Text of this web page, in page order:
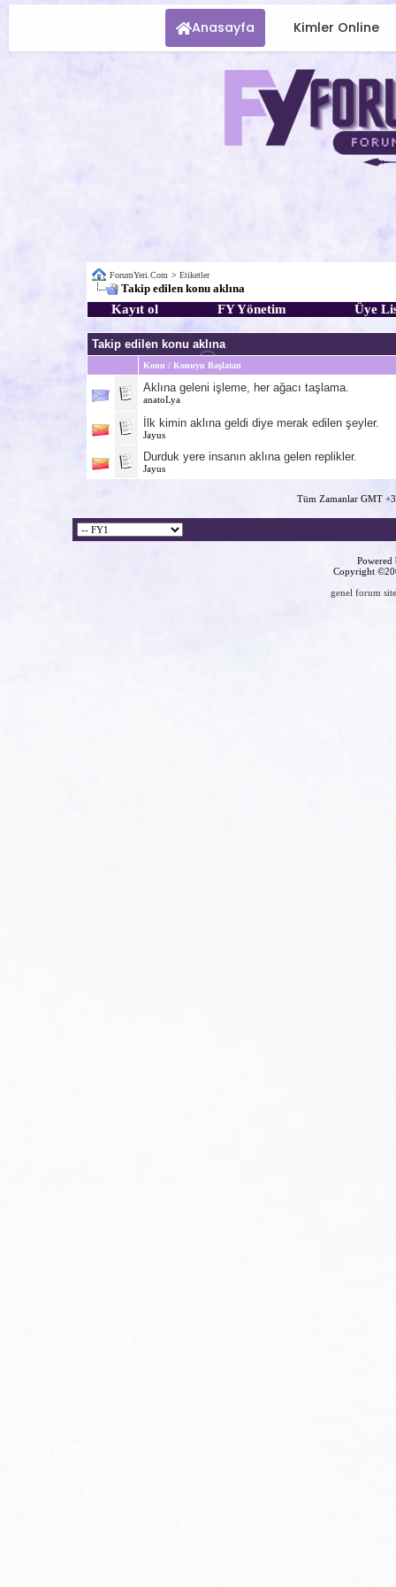
Anasayfa Kimler Online
ForumYeri.Com > Etiketler
Takip edilen konu aklına
Kayıt ol FY Yönetim Üye
Takip edilen konu aklına
Konu / Konuyu Başlatan
Aklına geleni işleme, her ağacı taşlama.
anatoLya
İlk kimin aklına geldi diye merak edilen şeyler.
Jayus
Durduk yere insanın aklına gelen replikler.
Jayus
Tüm Zamanlar GMT
Copyright
genel forum